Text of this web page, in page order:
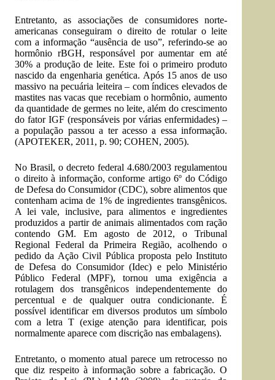
Entretanto, as associações de consumidores norte-
americanas conseguiram o direito de rotular o leite
com a informação “ausência de uso”, referindo-se ao
hormônio rBGH, responsável por aumentar em até
30% a produção de leite. Este foi o primeiro produto
nascido da engenharia genética. Após 15 anos de uso
massivo na pecuária leiteira – com índices elevados de
mastites nas vacas que recebiam o hormônio, aumento
da quantidade de germes no leite, além do crescimento
do fator IGF (responsáveis por várias enfermidades) –
a população passou a ter acesso a essa informação.
(APOTEKER, 2011, p. 90; COHEN, 2005).
No Brasil, o decreto federal 4.680/2003 regulamentou
o direito à informação, conforme artigo 6º do Código
de Defesa do Consumidor (CDC), sobre alimentos que
contenham acima de 1% de ingredientes transgênicos.
A lei vale, inclusive, para alimentos e ingredientes
produzidos a partir de animais alimentados com ração
contendo GM. Em agosto de 2012, o Tribunal
Regional Federal da Primeira Região, acolhendo o
pedido da Ação Civil Pública proposta pelo Instituto
de Defesa do Consumidor (Idec) e pelo Ministério
Público Federal (MPF), tornou uma exigência a
rotulagem dos transgênicos independentemente do
percentual e de qualquer outra condicionante. É
possível identificar em diversos produtos um símbolo
com a letra T (exige atenção para identificar, pois
normalmente aparece com discrição nas embalagens).
Entretanto, o momento atual parece um retrocesso no
que diz respeito à informação sobre a fabricação. O